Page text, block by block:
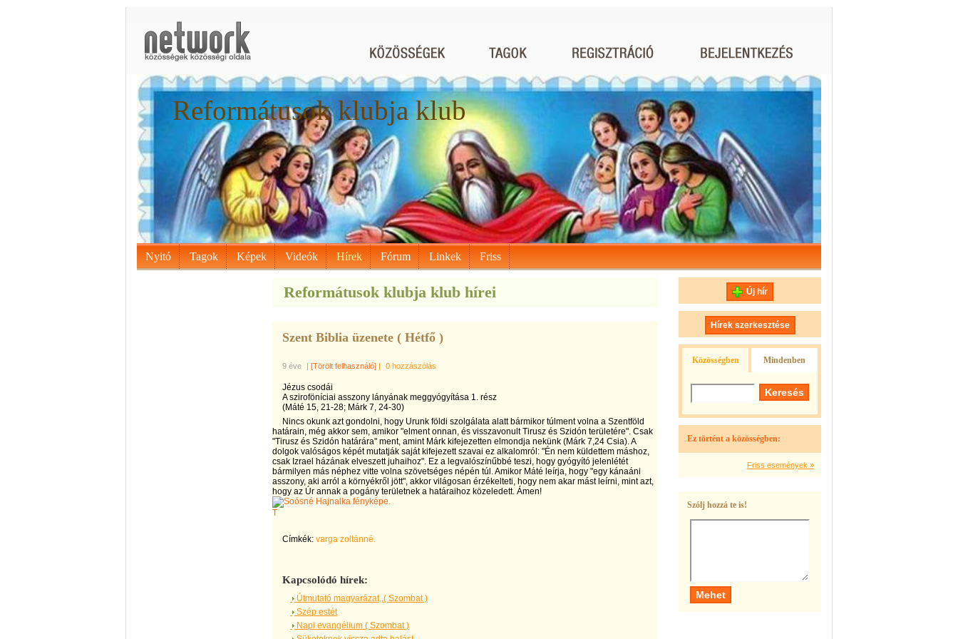
Reformátusok klubja klub
Nyitó Tagok Képek Videók Hírek Fórum Linkek Friss
Reformátusok klubja klub hírei
Szent Biblia üzenete ( Hétfő )
9 éve | [Törölt felhasználó] | 0 hozzászólás
Jézus csodái
A sziroföníciai asszony lányának meggyógyítása 1. rész
(Máté 15, 21-28; Márk 7, 24-30)
Nincs okunk azt gondolni, hogy Urunk földi szolgálata alatt bármikor túlment volna a Szentföld
határain, még akkor sem, amikor "elment onnan, és visszavonult Tirusz és Szidón területére". Csak
"Tirusz és Szidón határára" ment, amint Márk kifejezetten elmondja nekünk (Márk 7,24 Csia). A
dolgok valóságos képét mutatják saját kifejezett szavai ez alkalomról: "Én nem küldettem máshoz,
csak Izrael házának elveszett juhaihoz". Ez a legvalószínűbbé teszi, hogy gyógyító jelenlétét
bármilyen más néphez vitte volna szövetséges népén túl. Amikor Máté leírja, hogy "egy kánaáni
asszony, aki arról a környékről jött", akkor világosan érzékelteti, hogy nem akar mást leírni, mint azt,
hogy az Úr annak a pogány területnek a határaihoz közeledett. Ámen!
T
Címkék: varga zoltánné.
Kapcsolódó hírek:
Útmutató magyarázat,,( Szombat )
Szép estét
Napi evangélium ( Szombat )
Új hír
Hírek szerkesztése
Közösségben Mindenben
Ez történt a közösségben:
Friss események »
Szólj hozzá te is!